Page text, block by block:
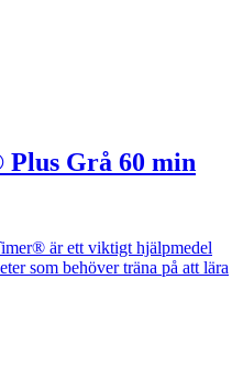
Grå 60 min
är ett viktigt hjälpmedel
som behöver träna på att lära